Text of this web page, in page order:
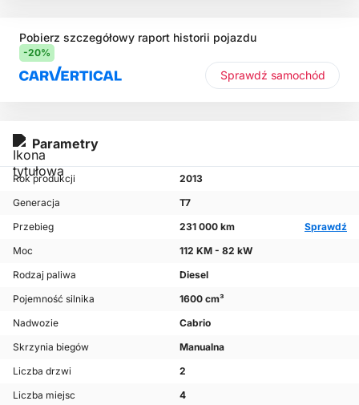
Pobierz szczegółowy raport historii pojazdu
-20%
Sprawdź samochód
Parametry
Rok produkcji
2013
Generacja
T7
Przebieg
231 000 km
Sprawdź
Moc
112 KM - 82 kW
Rodzaj paliwa
Diesel
Pojemność silnika
1600 cm³
Nadwozie
Cabrio
Skrzynia biegów
Manualna
Liczba drzwi
2
Liczba miejsc
4